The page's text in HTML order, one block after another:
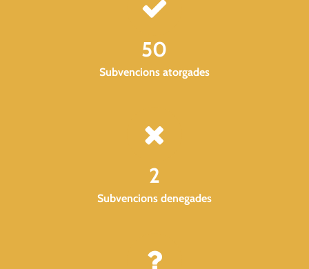
50
Subvencions atorgades
2
Subvencions denegades